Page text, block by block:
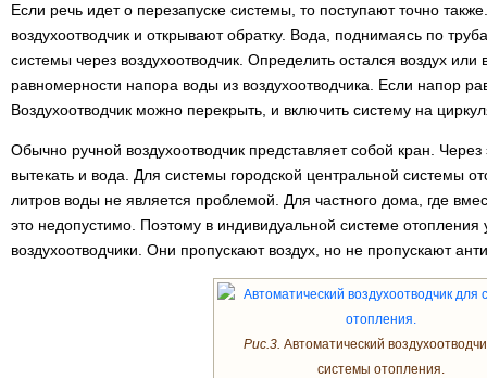
Если речь идет о перезапуске системы, то поступают точно
воздухоотводчик и открывают обратку. Вода, поднимаясь по
системы через воздухоотводчик. Определить остался воздух
равномерности напора воды из воздухоотводчика. Если напор
Воздухоотводчик можно перекрыть, и включить систему на
Обычно ручной воздухоотводчик представляет собой кран. Через
вытекать и вода. Для системы городской центральной системы
литров воды не является проблемой. Для частного дома, где
это недопустимо. Поэтому в индивидуальной системе отопления
воздухоотводчики. Они пропускают воздух, но не пропускают
Рис.3. Автоматический
системы отопления.